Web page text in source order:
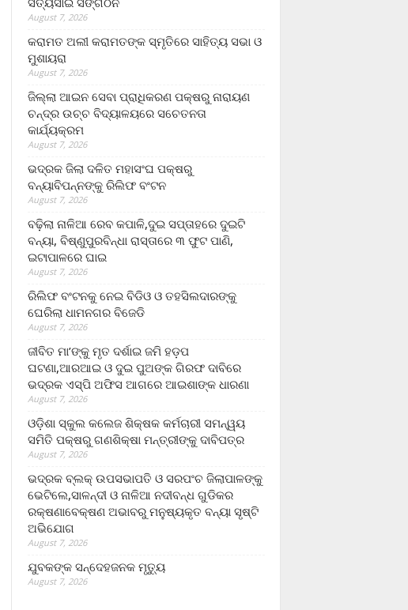
August 7, 2026
କରାମତ ଅଲୀ କରାମତଙ୍କ ସ୍ମୃତିରେ ସାହିତ୍ୟ ସଭା ଓ
ମୁଶାୟରା
August 7, 2026
ଜିଲ୍ଲା ଆଇନ ସେବା ପ୍ରାଧିକରଣ ପକ୍ଷରୁ ନାରାୟଣ
ଚନ୍ଦ୍ର ଉଚ୍ଚ ବିଦ୍ୟାଳୟରେ ସଚେତନତା
କାର୍ଯ୍ୟକ୍ରମ
August 7, 2026
ଭଦ୍ରକ ଜିଲା ଦଳିତ ମହାସଂଘ ପକ୍ଷରୁ
ବନ୍ୟାବିପନ୍ନଙ୍କୁ ରିଲିଫ ବଂଟନ
August 7, 2026
ବଢ଼ିଲା ନାଳିଆ ରେବ କପାଳି,ଦୁଇ ସପ୍ତାହରେ ଦୁଇଟି
ବନ୍ୟା, ବିଷ୍ଣୁପୁରବିନ୍ଧା ରାସ୍ତାରେ ୩ ଫୁଟ ପାଣି,
ଇଟାପାଳରେ ଘାଇ
August 7, 2026
ରିଲିଫ ବଂଟନକୁ ନେଇ ବିଡିଓ ଓ ତହସିଲଦାରଙ୍କୁ
ଘେରିଲା ଧାମନଗର ବିଜେଡି
August 7, 2026
ଜୀବିତ ମା’ଙ୍କୁ ମୃତ ଦର୍ଶାଇ ଜମି ହଡ଼ପ
ଘଟଣା,ଆରଆଇ ଓ ଦୁଇ ପୁଅଙ୍କ ଗିରଫ ଦାବିରେ
ଭଦ୍ରକ ଏସ୍‌ପି ଅଫିସ ଆଗରେ ଆଇଶାଙ୍କ ଧାରଣା
August 7, 2026
ଓଡ଼ିଶା ସ୍କୁଲ କଲେଜ ଶିକ୍ଷକ କର୍ମଚାରୀ ସମନ୍ୱୟ
ସମିତି ପକ୍ଷରୁ ଗଣଶିକ୍ଷା ମନ୍ତ୍ରୀଙ୍କୁ ଦାବିପତ୍ର
August 7, 2026
ଭଦ୍ରକ ବ୍ଲକ୍ ଉପସଭାପତି ଓ ସରପଂଚ ଜିଲାପାଳଙ୍କୁ
ଭେଟିଲେ,ସାଳନ୍ଦୀ ଓ ନାଳିଆ ନଦୀବନ୍ଧ ଗୁଡିକର
ରକ୍ଷଣାବେକ୍ଷଣ ଅଭାବରୁ ମନୁଷ୍ୟକୃତ ବନ୍ୟା ସୃଷ୍ଟି
ଅଭିଯୋଗ
August 7, 2026
ଯୁବକଙ୍କ ସନ୍ଦେହଜନକ ମୃତ୍ୟୁ
August 7, 2026